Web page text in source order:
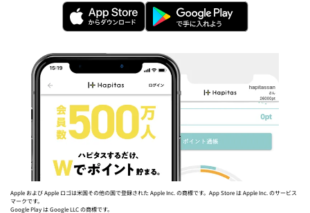
Apple および Apple ロゴは米国その他の国で登録された Apple Inc. の商標です。App Store は Apple Inc. のサービス
マークです。
Google Play は Google LLC の商標です。